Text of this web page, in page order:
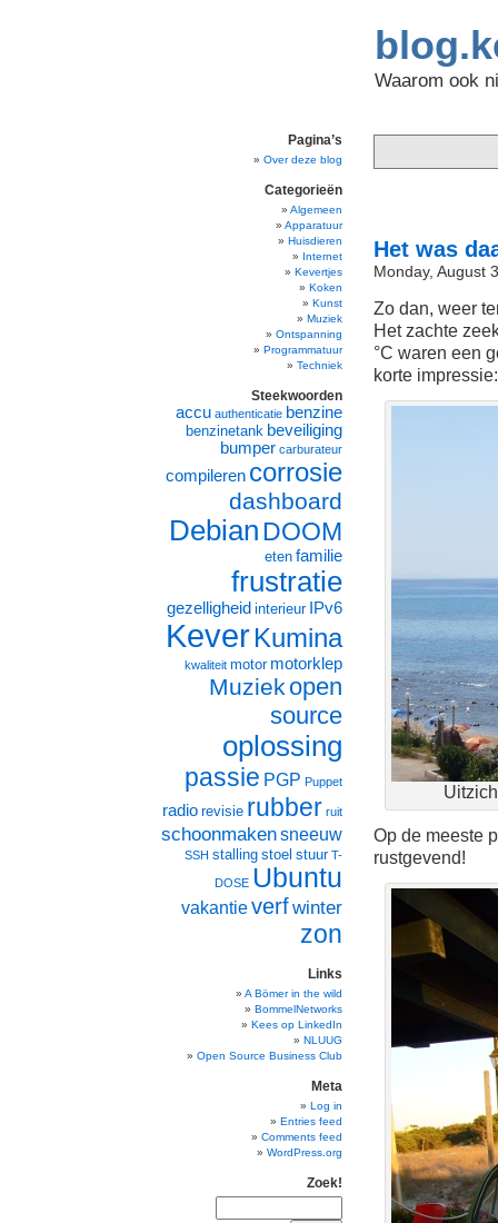
Waarom ook
Het was
Monday, August
Zo dan, weer
Het zachte
°C waren een
korte impressie:
Op de meeste
rustgevend!
Pagina’s
Over deze blog
Categorieën
Algemeen
Apparatuur
Huisdieren
Internet
Kevertjes
Koken
Kunst
Muziek
Ontspanning
Programmatuur
Techniek
Steekwoorden
accu authenticatie benzine
benzinetank beveiliging
bumper carburateur
compileren corrosie
dashboard
DebianDOOM
eten familie
frustratie
gezelligheid interieur IPv6
KeverKumina
kwaliteit motor motorklep
Muziek open
source
oplossing
passie PGP Puppet
radio revisie rubber ruit
schoonmakensneeuw
SSH stalling stoel stuur T-
DOSE Ubuntu
vakantieverfwinter
zon
Links
A Bömer in the wild
BommelNetworks
Kees op LinkedIn
NLUUG
Open Source Business Club
Meta
Log in
Entries feed
Comments feed
WordPress.org
Zoek!